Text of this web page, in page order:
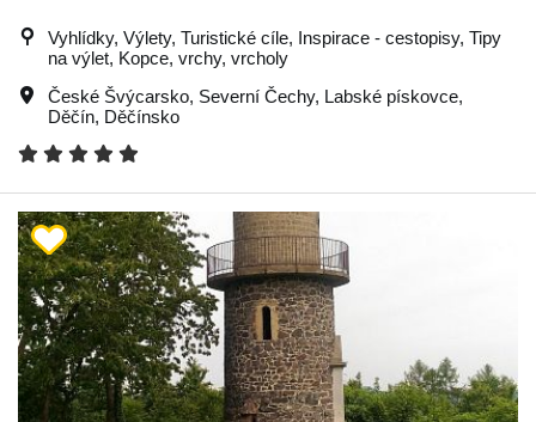
Vyhlídky, Výlety, Turistické cíle, Inspirace - cestopisy, Tipy
na výlet, Kopce, vrchy, vrcholy
České Švýcarsko, Severní Čechy, Labské pískovce,
Děčín, Děčínsko